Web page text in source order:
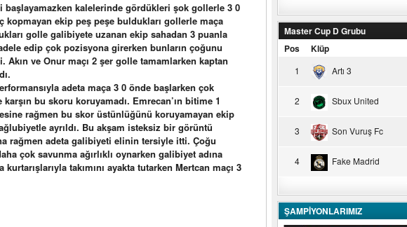
başlayamazken kalelerinde gördükleri şok gollerle 3 0
ekip peş peşe buldukları gollerle maça
golle galibiyete uzanan ekip sahadan 3 puanla
edip çok pozisyona girerken bunların çoğunu
ve Onur maçı 2 şer golle tamamlarken kaptan
adeta maça 3 0 önde başlarken çok
bu skoru koruyamadı. Emrecan’ın bitime 1
rağmen bu skor üstünlüğünü koruyamayan ekip
ayrıldı. Bu akşam isteksiz bir görüntü
rağmen adeta galibiyeti elinin tersiyle itti. Çoğu
çok savunma ağırlıklı oynarken galibiyet adına
takımını ayakta tutarken Mertcan maçı 3
Master Cup D Grubu
Pos
Klüp
1 Artı 3
2 Sbux United
3 Son Vuruş Fc
4 Fake Madrid
ŞAMPİYONLARIMIZ